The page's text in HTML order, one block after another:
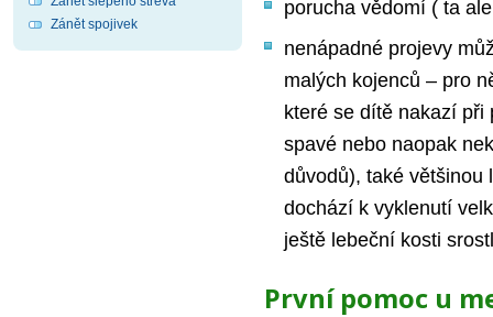
porucha vědomí ( ta
nenápadné projevy
malých kojenců – pro
které se dítě nakazí při
spavé nebo naopak
důvodů), také většinou
dochází k vyklenutí
ještě lebeční kosti
První pomoc u
Zánět spojivek